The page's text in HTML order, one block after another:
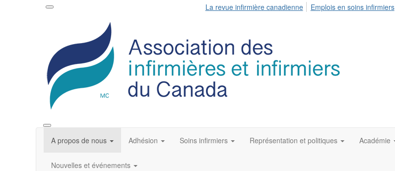
La revue infirmière canadienne Emplois en soins infirmiers
A propos de nous Adhésion Soins infirmiers Représentation et politiques Académie
Nouvelles et événements